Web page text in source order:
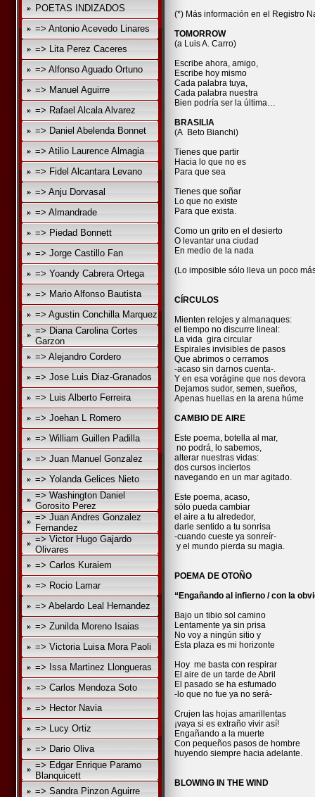
POETAS INDIZADOS
=> Antonio Acevedo Linares
=> Lita Perez Caceres
=> Alfonso Aguado Ortuno
=> Manuel Aguirre
=> Rafael Alcala Alvarez
=> Daniel Abelenda Bonnet
=> Atilio Laurence Almagia
=> Fidel Alcantara Levano
=> Anju Dorvasal
=> Almandrade
=> Piedad Bonnett
=> Jorge Castillo Fan
=> Yoandy Cabrera Ortega
=> Mario Alfonso Bautista
=> Agustin Conchilla Marquez
=> Diana Carolina Cortes
Garzon
=> Alejandro Cordero
=> Jose Luis Diaz-Granados
=> Luis Alberto Ferreira
=> Joehan L Romero
=> William Guillen Padilla
=> Juan Manuel Gonzalez
=> Yolanda Gelices Nieto
=> Washington Daniel
Gorosito Perez
=> Juan Andres Gonzalez
Fernandez
=> Victor Hugo Gajardo
Olivares
=> Carlos Kuraiem
=> Rocio Lamar
=> Abelardo Leal Hernandez
=> Zunilda Moreno Isaias
=> Victoria Luisa Mora Paoli
=> Issa Martinez Llongueras
=> Carlos Mendoza Soto
=> Hector Navia
=> Lucy Ortiz
=> Dario Oliva
=> Edgar Enrique Paramo
Blanquicett
=> Sandra Pinzon Aguirre
(*) Más información en el Registro
TOMORROW
(a Luis A. Carro)
Escribe ahora, amigo,
Escribe hoy mismo
Cada palabra tuya,
Cada palabra nuestra
Bien podría ser la última…
BRASILIA
(A Beto Bianchi)
Tienes que partir
Hacia lo que no es
Para que sea
Tienes que soñar
Lo que no existe
Para que exista.
Como un grito en el desierto
O levantar una ciudad
En medio de la nada
(Lo imposible sólo lleva un poco
CÍRCULOS
Mienten relojes y almanaques:
el tiempo no
La vida gira circular
Espirales invisibles de pasos
Que abrimos o cerramos
-acaso sin darnos cuenta-.
Y en esa vorágine que nos devora
Dejamos sudor, semen, sueños,
Apenas huellas en la arena húme
CAMBIO DE AIRE
Este poema, botella al mar,
no podrá, lo sabemos,
alterar nuestras vidas:
dos cursos inciertos
navegando en un mar agitado.
Este poema, acaso,
sólo pueda cambiar
el aire a tu alrededor,
darle sentido a tu sonrisa
-cuando cueste ya sonreír-
y el mundo pierda su magia.
POEMA DE OTOÑO
“Engañando al infierno / con la
Bajo un tibio sol camino
Lentamente ya sin prisa
No voy a ningún sitio y
Esta plaza es mi horizonte
Hoy me basta con respirar
El aire de un tarde de Abril
El pasado se ha esfumado
-lo que no fue ya no será-
Crujen las hojas amarillentas
¡vaya si es extraño vivir así!
Engañando a la muerte
Con pequeños pasos de hombre
huyendo siempre hacia adelante.
BLOWING IN THE WIND